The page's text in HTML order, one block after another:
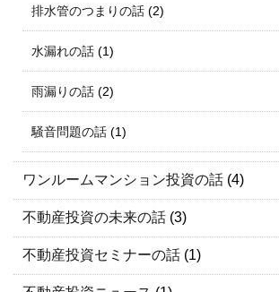
排水管のつまりの話 (2)
水漏れの話 (1)
雨漏りの話 (2)
騒音問題の話 (1)
ワンルームマンション投資の話 (4)
不動産投資の未来の話 (3)
不動産投資セミナーの話 (1)